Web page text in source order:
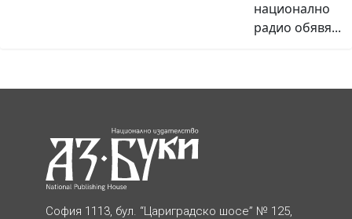
национално
радио обявя...
София 1113, бул. “Цариградско шосе” № 125,